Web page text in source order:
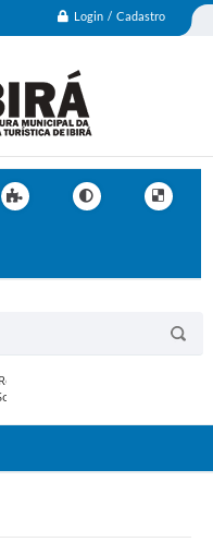
Login / Cadastro